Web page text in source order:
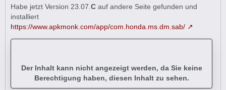
Habe jetzt Version 23.07. C auf andere Seite gefunden und
installiert
https://www.apkmonk.com/app/com.honda.ms.dm.sab/
Der Inhalt kann nicht angezeigt werden, da Sie keine
Berechtigung haben, diesen Inhalt zu sehen.